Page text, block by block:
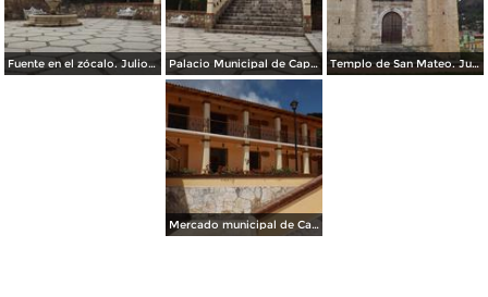
Fuente en el zócalo. Julio/2014 Palacio Municipal de Capulalpam de Méndez. Julio/2014 Templo de San Mateo. Julio/2014
Mercado municipal de Capulalpam de Méndez. Julio/2014